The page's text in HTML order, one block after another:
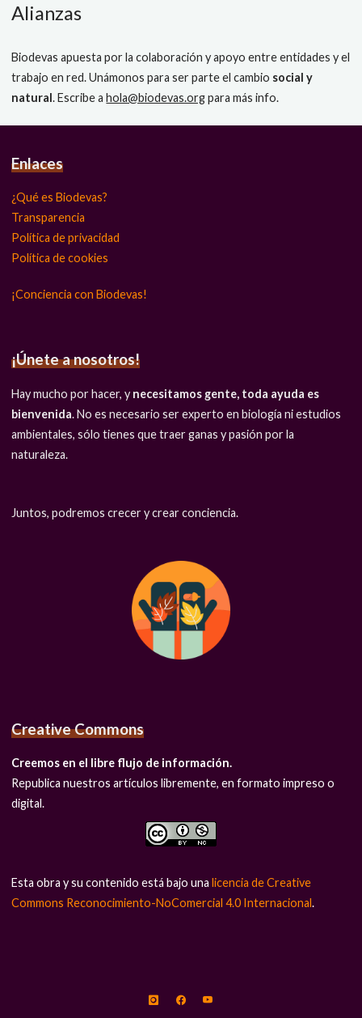
Alianzas
Biodevas apuesta por la colaboración y apoyo entre entidades y el
trabajo en red. Unámonos para ser parte el cambio social y
natural. Escribe ahola@biodevas.orgpara más info.
Enlaces
¿Qué es Biodevas?
Transparencia
Política de privacidad
Política de cookies
¡Conciencia con Biodevas!
¡Únete a nosotros!
Hay mucho por hacer, y necesitamos gente, toda ayuda es
bienvenida. No es necesario ser experto en biología ni estudios
ambientales, sólo tienes que traer ganas y pasión por la
naturaleza.
Juntos, podremos crecer y crear conciencia.
Creative Commons
Creemos en el libre flujo de información.
Republica nuestros artículos libremente, en formato impreso o
digital.
Esta obra y su contenido está bajo unalicencia de Creative
Commons Reconocimiento-NoComercial 4.0 Internacional.